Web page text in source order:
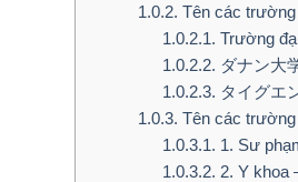
1.0.2. Tên các trường
1.0.2.1. Trường
1.0.2.2. ダナン大
1.0.2.3. タイグエ
1.0.3. Tên các
1.0.3.1. 1. Sư
1.0.3.2. 2. Y khoa